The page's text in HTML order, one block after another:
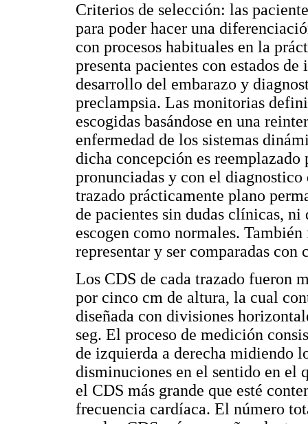
Criterios de selección: las
para poder hacer una
con procesos habituales en la
presenta pacientes con estados
desarrollo del embarazo y
preclampsia. Las monitorias
escogidas basándose en una
enfermedad de los sistemas
dicha concepción es
pronunciadas y con el
trazado prácticamente plano
de pacientes sin dudas clínicas,
escogen como normales.
representar y ser comparadas
Los CDS de cada trazado fueron
por cinco cm de altura, la cual
diseñada con divisiones
seg. El proceso de medición
de izquierda a derecha midiendo
disminuciones en el sentido en el
el CDS más grande que esté
frecuencia cardíaca. El número